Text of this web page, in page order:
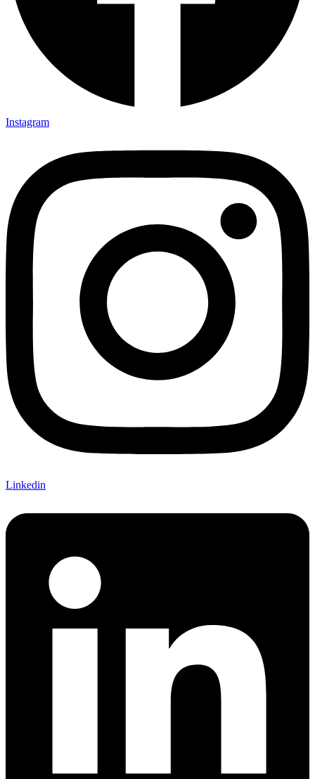
Instagram
Linkedin